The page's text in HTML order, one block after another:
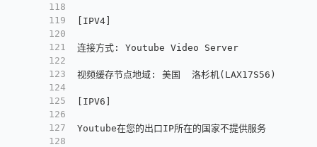
118
119
120
121
122
123
124
125
126
127
128
[ IPV4]
连接方式 : Youtube Video Server
视频缓存节点地域 : 美国  洛杉机(LAX17S56)
[ IPV6 ]
Youtube在您的出口IP所在的国家不提供服务